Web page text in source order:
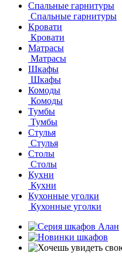
Спальные гарнитуры
Спальные гарнитуры
Кровати
Кровати
Матрасы
Матрасы
Шкафы
Шкафы
Комоды
Комоды
Тумбы
Тумбы
Стулья
Стулья
Столы
Столы
Кухни
Кухни
Кухонные уголки
Кухонные уголки